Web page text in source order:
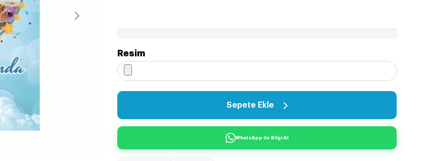
Resim
Sepete Ekle
WhatsApp ile Bilgi Al